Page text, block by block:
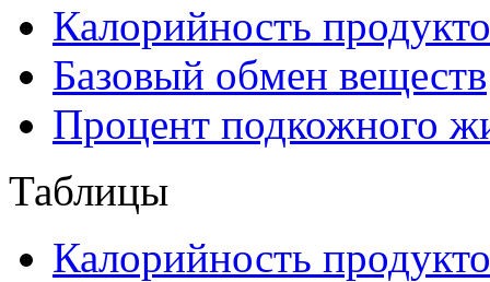
Калорийность
Базовый обмен веществ
Процент подкожного
Таблицы
Калорийность